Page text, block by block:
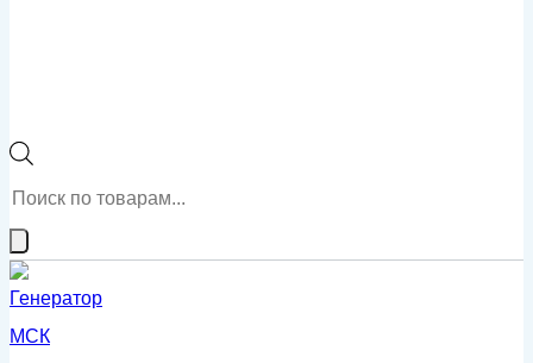
Поиск
товаров